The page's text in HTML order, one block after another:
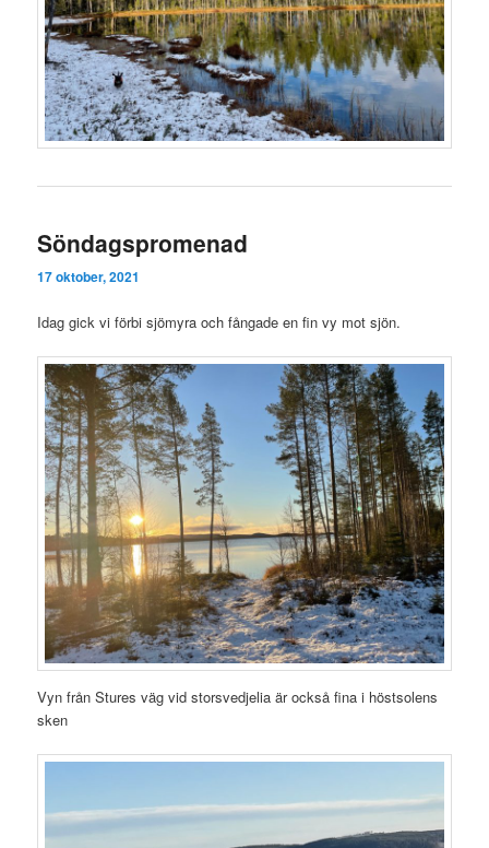
Söndagspromenad
17 oktober, 2021
Idag gick vi förbi sjömyra och fångade en fin vy mot sjön.
Vyn från Stures väg vid storsvedjelia är också fina i höstsolens
sken